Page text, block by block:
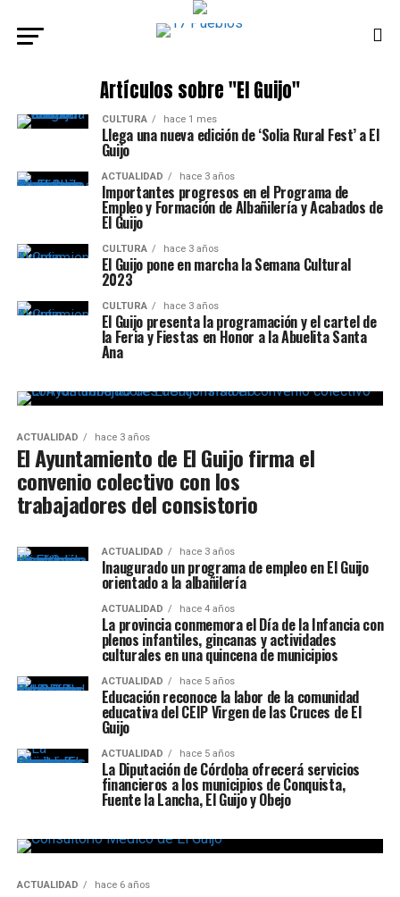
Artículos sobre "El Guijo"
CULTURA hace 1 mes
Llega una nueva edición de ‘Solia Rural Fest’ a El
Guijo
ACTUALIDAD hace 3 años
Importantes progresos en el Programa de
Empleo y Formación de Albañilería y Acabados de
El Guijo
CULTURA hace 3 años
El Guijo pone en marcha la Semana Cultural
2023
CULTURA hace 3 años
El Guijo presenta la programación y el cartel de
la Feria y Fiestas en Honor a la Abuelita Santa
Ana
ACTUALIDAD hace 3 años
El Ayuntamiento de El Guijo firma el
convenio colectivo con los
trabajadores del consistorio
ACTUALIDAD hace 3 años
Inaugurado un programa de empleo en El Guijo
orientado a la albañilería
ACTUALIDAD hace 4 años
La provincia conmemora el Día de la Infancia con
plenos infantiles, gincanas y actividades
culturales en una quincena de municipios
ACTUALIDAD hace 5 años
Educación reconoce la labor de la comunidad
educativa del CEIP Virgen de las Cruces de El
Guijo
ACTUALIDAD hace 5 años
La Diputación de Córdoba ofrecerá servicios
financieros a los municipios de Conquista,
Fuente la Lancha, El Guijo y Obejo
ACTUALIDAD hace 6 años